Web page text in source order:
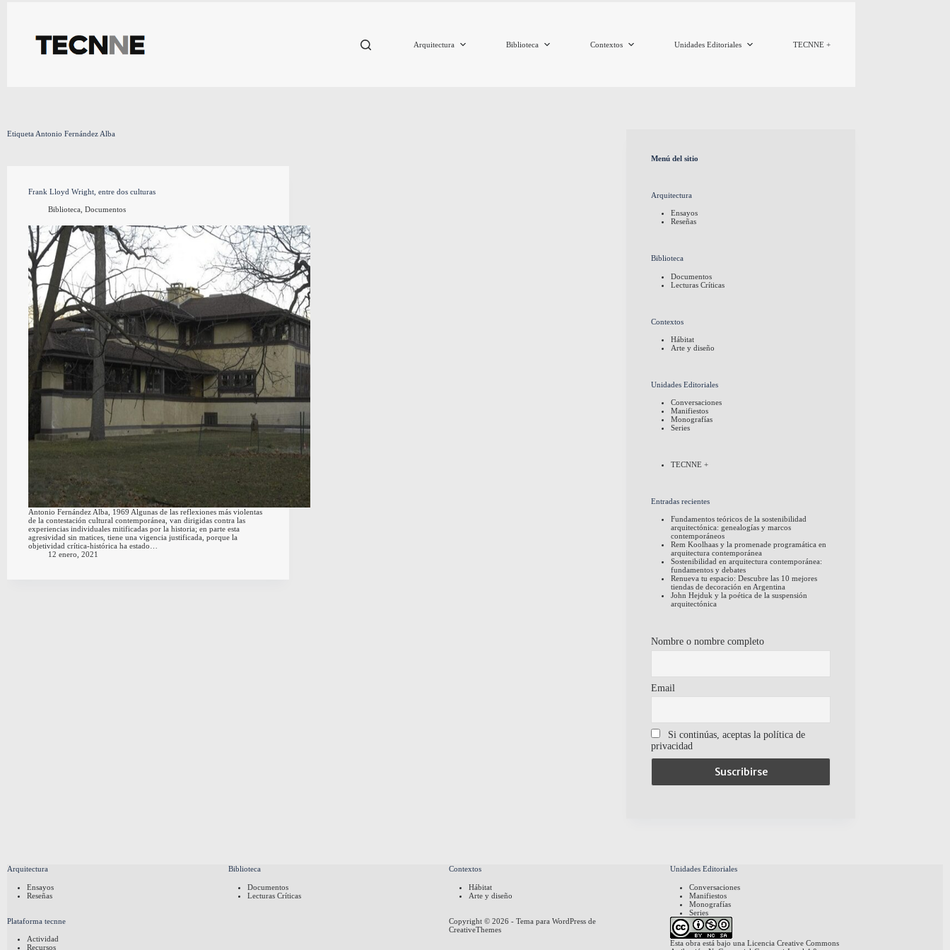
Arquitectura Biblioteca Contextos Unidades Editoriales TECNNE +
Etiqueta Antonio Fernández Alba
Frank Lloyd Wright, entre dos culturas
Biblioteca, Documentos
Antonio Fernández Alba, 1969 Algunas de las reflexiones más violentas
de la contestación cultural contemporánea, van dirigidas contra las
experiencias individuales mitificadas por la historia; en parte esta
agresividad sin matices, tiene una vigencia justificada, porque la
objetividad crítica-histórica ha estado…
12 enero, 2021
Menú del sitio
Arquitectura
Ensayos
Reseñas
Biblioteca
Documentos
Lecturas Críticas
Contextos
Hábitat
Arte y diseño
Unidades Editoriales
Conversaciones
Manifiestos
Monografías
Series
TECNNE +
Entradas recientes
Fundamentos teóricos de la sostenibilidad
arquitectónica: genealogías y marcos
contemporáneos
Rem Koolhaas y la promenade programática en
arquitectura contemporánea
Sostenibilidad en arquitectura contemporánea:
fundamentos y debates
Renueva tu espacio: Descubre las 10 mejores
tiendas de decoración en Argentina
John Hejduk y la poética de la suspensión
arquitectónica
Nombre o nombre completo
Email
Si continúas, aceptas la política de
privacidad
Arquitectura
Ensayos
Reseñas
Biblioteca
Documentos
Lecturas Críticas
Contextos
Hábitat
Arte y diseño
Unidades Editoriales
Conversaciones
Manifiestos
Monografías
Series
Plataforma tecnne
Actividad
Recursos
Copyright © 2026 - Tema para WordPress de
CreativeThemes
Esta obra está bajo una Licencia Creative Commons